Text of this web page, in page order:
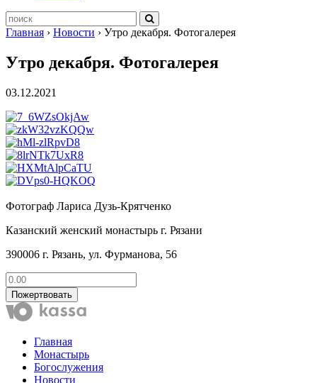
Главная › Новости › Утро декабря. Фотогалерея
Утро декабря. Фотогалерея
03.12.2021
Фотограф Лариса Дузь-Крятченко
Казанский женский монастырь г. Рязани
390006 г. Рязань, ул. Фурманова, 56
Пожертвовать
Главная
Монастырь
Богослужения
Новости